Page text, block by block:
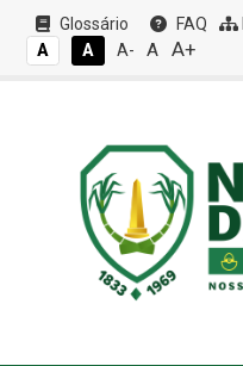
Glossário FAQ
A
A A- A A+